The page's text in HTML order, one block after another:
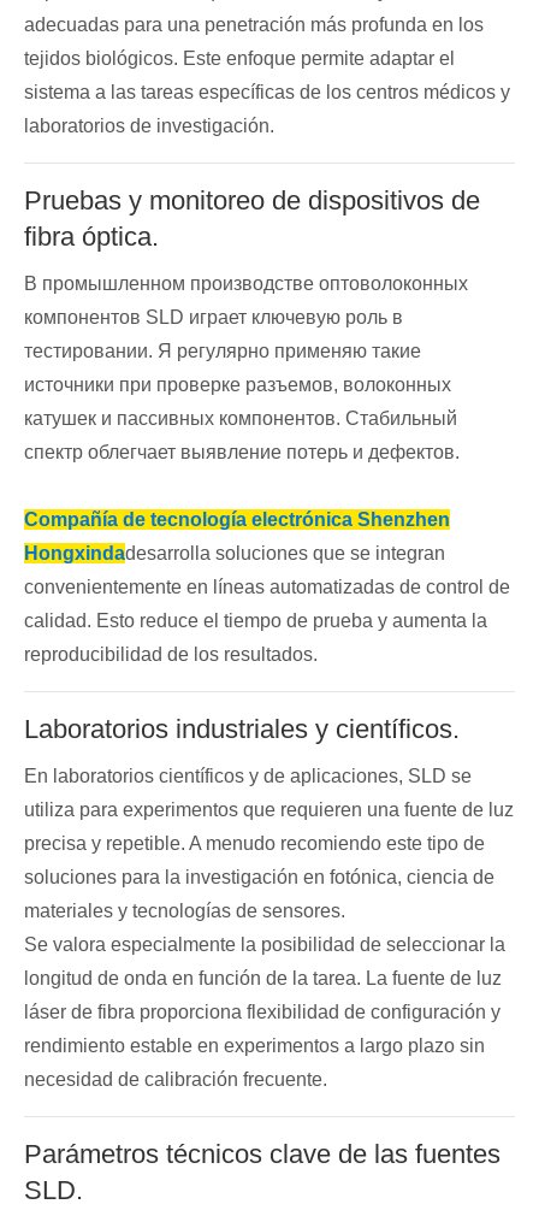
adecuadas para una penetración más profunda en los
tejidos biológicos. Este enfoque permite adaptar el
sistema a las tareas específicas de los centros médicos y
laboratorios de investigación.
Pruebas y monitoreo de dispositivos de
fibra óptica.
В промышленном производстве оптоволоконных
компонентов SLD играет ключевую роль в
тестировании. Я регулярно применяю такие
источники при проверке разъемов, волоконных
катушек и пассивных компонентов. Стабильный
спектр облегчает выявление потерь и дефектов.
Compañía de tecnología electrónica Shenzhen
Hongxindadesarrolla soluciones que se integran
convenientemente en líneas automatizadas de control de
calidad. Esto reduce el tiempo de prueba y aumenta la
reproducibilidad de los resultados.
Laboratorios industriales y científicos.
En laboratorios científicos y de aplicaciones, SLD se
utiliza para experimentos que requieren una fuente de luz
precisa y repetible. A menudo recomiendo este tipo de
soluciones para la investigación en fotónica, ciencia de
materiales y tecnologías de sensores.
Se valora especialmente la posibilidad de seleccionar la
longitud de onda en función de la tarea. La fuente de luz
láser de fibra proporciona flexibilidad de configuración y
rendimiento estable en experimentos a largo plazo sin
necesidad de calibración frecuente.
Parámetros técnicos clave de las fuentes
SLD.